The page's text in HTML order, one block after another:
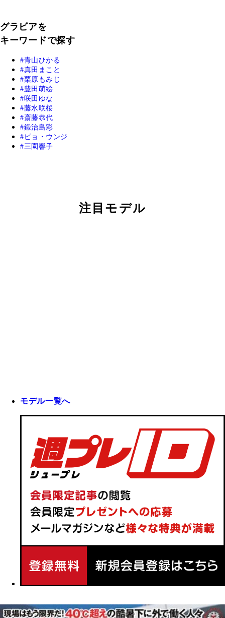
グラビアを
キーワードで探す
青山ひかる
真田まこと
栗原もみじ
豊田萌絵
咲田ゆな
藤水咲桜
斎藤恭代
鍛治島彩
ピョ・ウンジ
三園響子
注目モデル
モデル一覧へ